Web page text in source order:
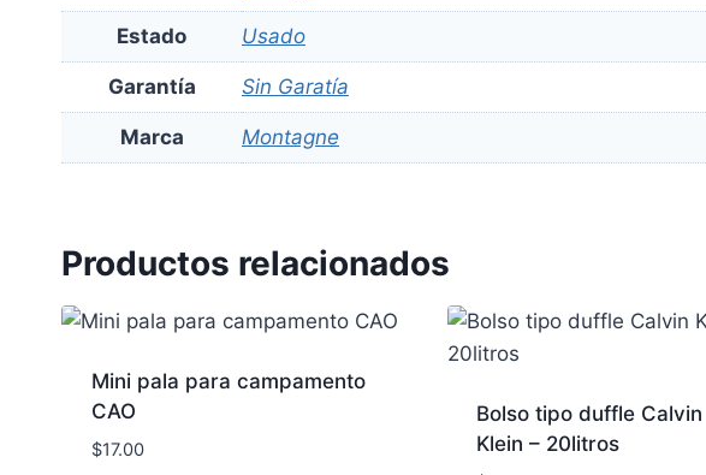
Estado Usado
Garantía Sin Garatía
Marca Montagne
Productos relacionados
Mini pala para campamento
CAO
$17.00
Bolso tipo duffle Calvin
Klein – 20litros